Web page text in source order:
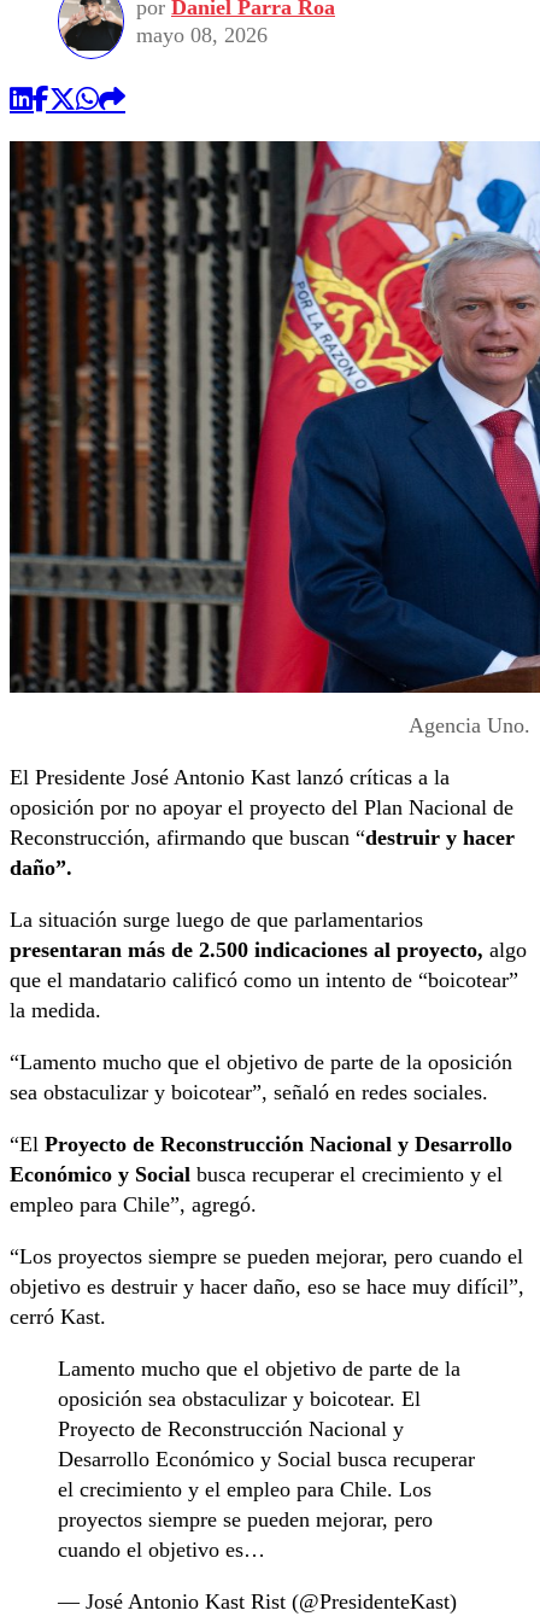
por Daniel Parra Roa
mayo 08, 2026
Agencia Uno.
El Presidente José Antonio Kast lanzó críticas a la
oposición por no apoyar el proyecto del Plan Nacional de
Reconstrucción, afirmando que buscan “destruir y hacer
daño”.
La situación surge luego de que parlamentarios
presentaran más de 2.500 indicaciones al proyecto, algo
que el mandatario calificó como un intento de “boicotear”
la medida.
“Lamento mucho que el objetivo de parte de la oposición
sea obstaculizar y boicotear”, señaló en redes sociales.
“El Proyecto de Reconstrucción Nacional y Desarrollo
Económico y Social busca recuperar el crecimiento y el
empleo para Chile”, agregó.
“Los proyectos siempre se pueden mejorar, pero cuando el
objetivo es destruir y hacer daño, eso se hace muy difícil”,
cerró Kast.
Lamento mucho que el objetivo de parte de la
oposición sea obstaculizar y boicotear. El
Proyecto de Reconstrucción Nacional y
Desarrollo Económico y Social busca recuperar
el crecimiento y el empleo para Chile. Los
proyectos siempre se pueden mejorar, pero
cuando el objetivo es…
— José Antonio Kast Rist (@PresidenteKast)